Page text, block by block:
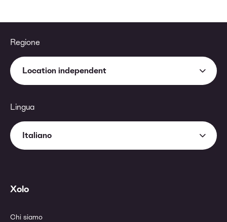
Regione
Location independent
Lingua
Italiano
Xolo
Chi siamo